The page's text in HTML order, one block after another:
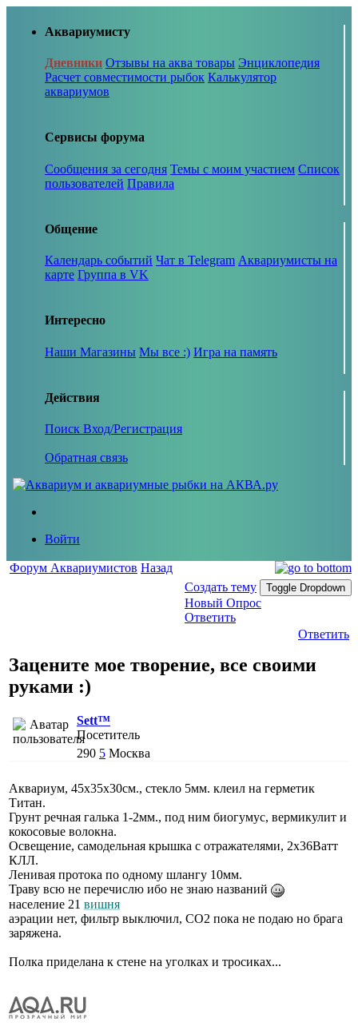
Аквариумисту
Дневники Отзывы на аква товары Энциклопедия
Расчет совместимости рыбок Калькулятор
аквариумов
Сервисы форума
Сообщения за сегодня Темы с моим участием Список
пользователей Правила
Общение
Календарь событий Чат в Telegram Аквариумисты на
карте Группа в VK
Интересно
Наши Магазины Мы все :) Игра на память
Действия
Поиск Вход/Регистрация
Обратная связь
Войти
Форум Аквариумистов Назад
Создать тему
Toggle Dropdown
Новый Опрос
Ответить
Ответить
Зацените мое творение, все своими
руками :)
Sett™
Посетитель
290 5 Москва
Аквариум, 45х35х30см., стекло 5мм. клеил на герметик
Титан.
Грунт речная галька 1-2мм., под ним биогумус, вермикулит и
кокосовые волокна.
Освещение, самодельная крышка с отражателями, 2х36Ватт
КЛЛ.
Ленивая протока по одному шлангу 10мм.
Траву всю не перечислю ибо не знаю названий
население 21 вишня
аэрации нет, фильтр выключил, СО2 пока не подаю но брага
заряжена.
Полка приделана к стене на уголках и тросиках...